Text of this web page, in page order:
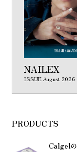
NAILEX
ISSUE August 2026
PRODUCTS
Calgelの